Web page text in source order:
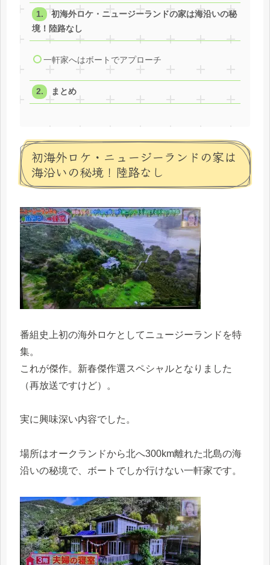
初海外ロケ・ニュージーランドの家は海沿いの秘
境！陸路なし
一軒家へはボートでアプローチ
まとめ
初海外ロケ・ニュージーランドの家は
海沿いの秘境！陸路なし
番組史上初の海外ロケとしてニュージーランドを特
集。
これが傑作。新春傑作選スペシャルとなりました
（再放送ですけど）。
実に興味深い内容でした。
場所はオークランドから北へ300km離れた北島の海
沿いの秘境で、ボートでしか行けない一軒家です。